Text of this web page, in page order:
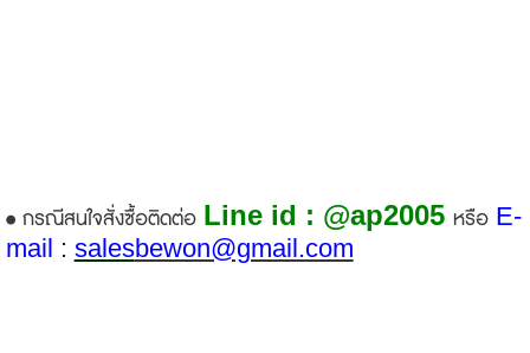
• กรณีสนใจสั่งซื้อติดต่อ Line id : @ap2005 หรือ E-
mail : salesbewon@gmail.com